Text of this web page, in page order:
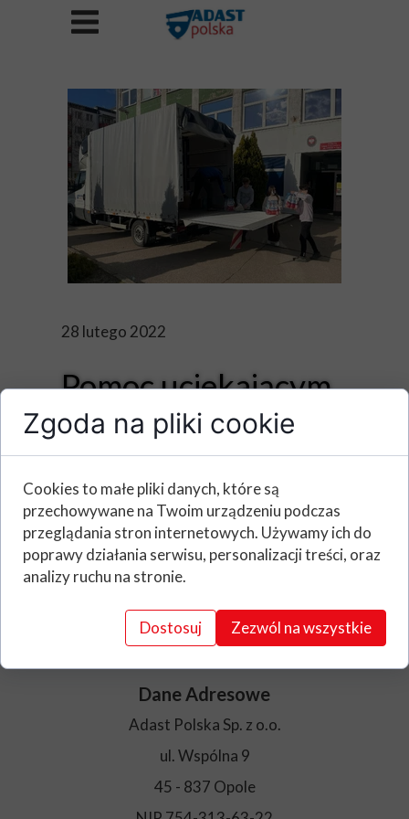
28 lutego 2022
Pomoc uciekającym
przed wojną
Nie możemy bezczynnie patrzeć na
tragedie ludzi z
.PSP nr 31 im.UNICEF w
Opolu zorganizowała zbiórkę rzeczy dla
uchodźców, a my postanowiliśmy pomoc
w przetransportowaniu tych rzeczy do
CH Turawa Park
najpotrzebniejszych rzeczy.
Dane Adresowe
Adast Polska Sp. z o.o.
ul. Wspólna 9
45 - 837 Opole
Zgoda na pliki cookie
Cookies to małe pliki danych, które są
przechowywane na Twoim urządzeniu podczas
przeglądania stron internetowych. Używamy ich do
poprawy działania serwisu, personalizacji treści, oraz
analizy ruchu na stronie.
Dostosuj Zezwól na wszystkie